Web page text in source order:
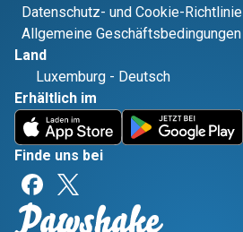
Datenschutz- und Cookie-Richtlinie
Allgemeine Geschäftsbedingungen
Land
Luxemburg - Deutsch
Erhältlich im
Finde uns bei